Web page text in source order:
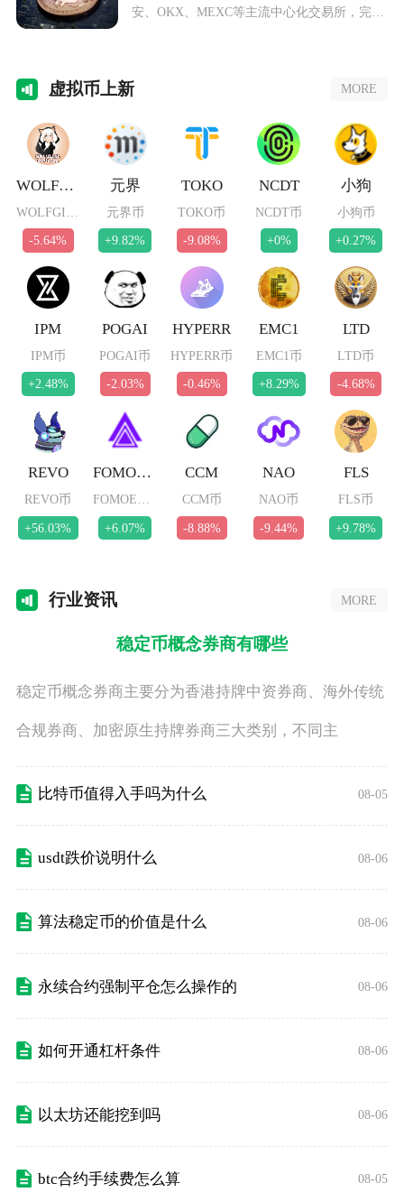
安、OKX、MEXC等主流中心化交易所，完成
虚拟币上新 MORE
WOLFGIRL
-5.64%
元界
元界币
+9.82%
TOKO
TOKO币
-9.08%
NCDT
NCDT币
+0%
小狗
小狗币
+0.27%
IPM
IPM币
+2.48%
POGAI
POGAI币
-2.03%
HYPERR
HYPERR币
-0.46%
EMC1
EMC1币
+8.29%
LTD
LTD币
-4.68%
REVO
REVO币
+56.03%
FOMOETH
+6.07%
CCM
CCM币
-8.88%
NAO
NAO币
-9.44%
FLS
FLS币
+9.78%
行业资讯 MORE
稳定币概念券商有哪些
稳定币概念券商主要分为香港持牌中资券商、海外传统
合规券商、加密原生持牌券商三大类别，不同主
比特币值得入手吗为什么 08-05
usdt跌价说明什么 08-06
算法稳定币的价值是什么 08-06
永续合约强制平仓怎么操作的 08-06
如何开通杠杆条件 08-06
以太坊还能挖到吗 08-06
btc合约手续费怎么算 08-05